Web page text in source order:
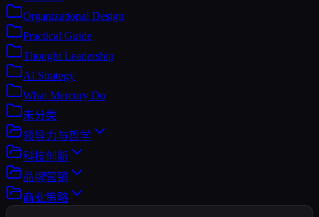
Organizational Design
Practical Guide
Thought Leadership
AI Strategy
What Mercury Do
未分类
领导力与哲学
科技创新
品牌营销
商业策略